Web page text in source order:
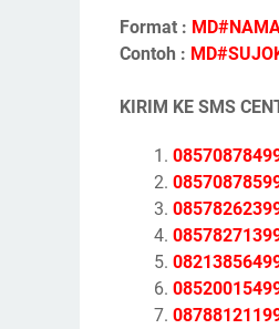
Format :
Contoh :
KIRIM KE SMS